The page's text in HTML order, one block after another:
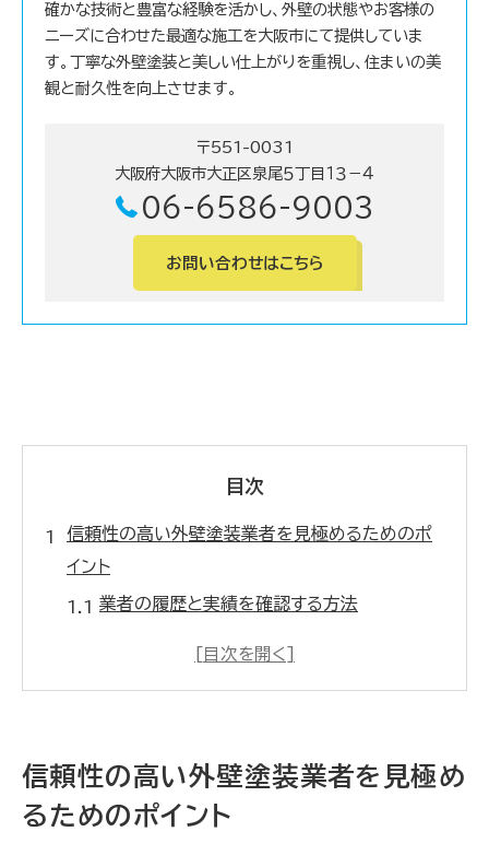
確かな技術と豊富な経験を活かし、外壁の状態やお客様の
ニーズに合わせた最適な施工を大阪市にて提供していま
す。丁寧な外壁塗装と美しい仕上がりを重視し、住まいの美
観と耐久性を向上させます。
〒551-0031
大阪府大阪市大正区泉尾５丁目１３－４
06-6586-9003
お問い合わせはこちら
目次
信頼性の高い外壁塗装業者を見極めるためのポ
イント
業者の履歴と実績を確認する方法
資格と免許のチェックリスト
訪問相談での信頼度を見極める
外壁塗装の見積もりを確認しトラブルを未然に防
信頼性の高い外壁塗装業者を見極め
るためのポイント